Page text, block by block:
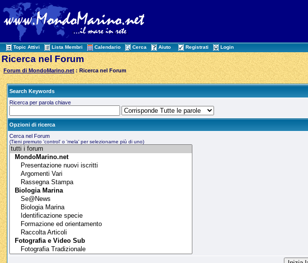
Topic Attivi Lista Membri Calendario Cerca Aiuto Registrati Login
Ricerca nel Forum
Forum di MondoMarino.net : Ricerca nel Forum
Search Keywords
Ricerca per parola chiave
Opzioni di ricerca
Cerca nel Forum
(Tieni premuto 'control' o 'mela' per selezionarne più di uno)